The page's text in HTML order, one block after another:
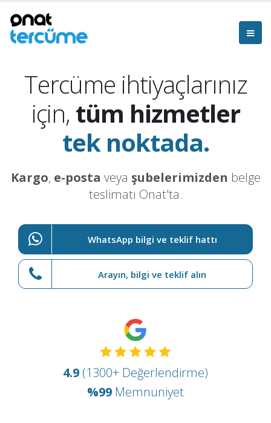
Tercüme ihtiyaçlarınız
için, tüm hizmetler
tek noktada.
Kargo, e-posta veya şubelerimizden belge
teslimatı Onat'ta.
WhatsApp bilgi ve teklif hattı
Arayın, bilgi ve teklif alın
4.9 (1300+ Değerlendirme)
%99 Memnuniyet